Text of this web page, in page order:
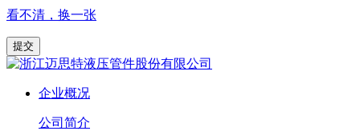
看不清，换一张
企业概况
公司简介